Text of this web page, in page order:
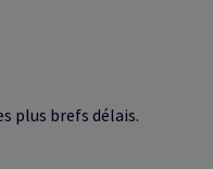
plus brefs délais.